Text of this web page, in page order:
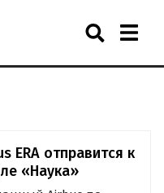
ERA отправится к
«Наука»